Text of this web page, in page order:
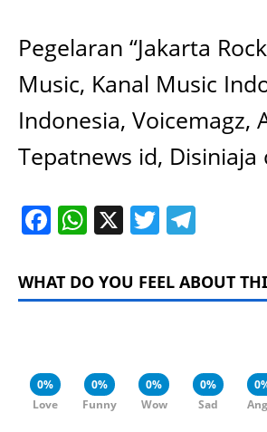
Pegelaran “Jakarta
Music, Kanal Music
Indonesia, Voicemagz,
Tepatnews id,
Facebook
WhatsApp
X Twitter
WHAT DO YOU FEEL ABOUT
0%
Love
0%
Funny
0%
Wow
0%
Sad